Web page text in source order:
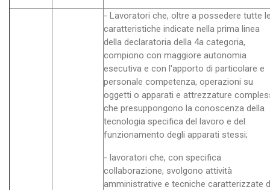
- Lavoratori che, oltre a possedere tutte
caratteristiche indicate nella prima linea
della declaratoria della 4a categoria,
compiono con maggiore autonomia
esecutiva e con l'apporto di particolare e
personale competenza, operazioni su
oggetti o apparati e attrezzature
che presuppongono la conoscenza della
tecnologia specifica del lavoro e del
funzionamento degli apparati stessi;
- lavoratori che, con specifica
collaborazione, svolgono attività
amministrative e tecniche caratterizzate